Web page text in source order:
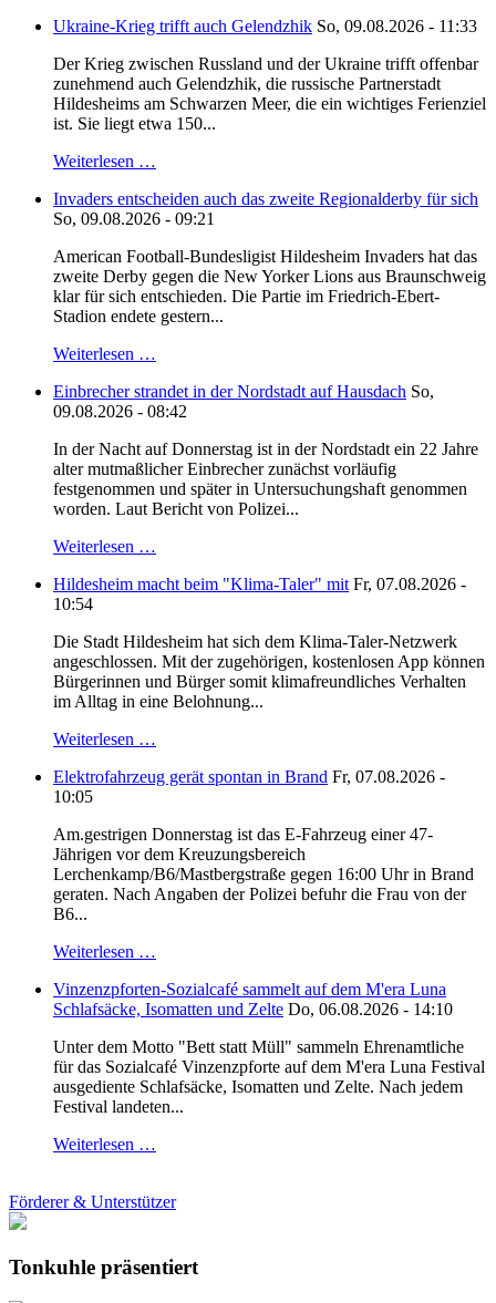
Ukraine-Krieg trifft auch Gelendzhik So, 09.08.2026 - 11:33
Der Krieg zwischen Russland und der Ukraine trifft offenbar
zunehmend auch Gelendzhik, die russische Partnerstadt
Hildesheims am Schwarzen Meer, die ein wichtiges Ferienziel
ist. Sie liegt etwa 150...
Weiterlesen …
Invaders entscheiden auch das zweite Regionalderby für sich
So, 09.08.2026 - 09:21
American Football-Bundesligist Hildesheim Invaders hat das
zweite Derby gegen die New Yorker Lions aus Braunschweig
klar für sich entschieden. Die Partie im Friedrich-Ebert-
Stadion endete gestern...
Weiterlesen …
Einbrecher strandet in der Nordstadt auf Hausdach So,
09.08.2026 - 08:42
In der Nacht auf Donnerstag ist in der Nordstadt ein 22 Jahre
alter mutmaßlicher Einbrecher zunächst vorläufig
festgenommen und später in Untersuchungshaft genommen
worden. Laut Bericht von Polizei...
Weiterlesen …
Hildesheim macht beim "Klima-Taler" mit Fr, 07.08.2026 -
10:54
Die Stadt Hildesheim hat sich dem Klima-Taler-Netzwerk
angeschlossen. Mit der zugehörigen, kostenlosen App können
Bürgerinnen und Bürger somit klimafreundliches Verhalten
im Alltag in eine Belohnung...
Weiterlesen …
Elektrofahrzeug gerät spontan in Brand Fr, 07.08.2026 -
10:05
Am.gestrigen Donnerstag ist das E-Fahrzeug einer 47-
Jährigen vor dem Kreuzungsbereich
Lerchenkamp/B6/Mastbergstraße gegen 16:00 Uhr in Brand
geraten. Nach Angaben der Polizei befuhr die Frau von der
B6...
Weiterlesen …
Vinzenzpforten-Sozialcafé sammelt auf dem M'era Luna
Schlafsäcke, Isomatten und Zelte Do, 06.08.2026 - 14:10
Unter dem Motto "Bett statt Müll" sammeln Ehrenamtliche
für das Sozialcafé Vinzenzpforte auf dem M'era Luna Festival
ausgediente Schlafsäcke, Isomatten und Zelte. Nach jedem
Festival landeten...
Weiterlesen …
Förderer & Unterstützer
Tonkuhle präsentiert